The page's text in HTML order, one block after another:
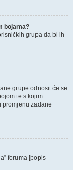
bojama?
grupa da bi ih
grupe odnosit će se
te s kojim
promjenu zadane
foruma [popis